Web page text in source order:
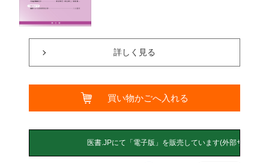
詳しく見る
買い物かごへ入れる